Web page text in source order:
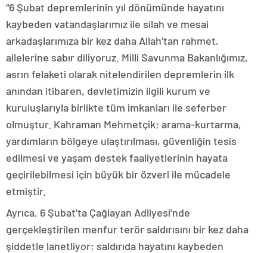
“6 Şubat depremlerinin yıl dönümünde hayatını
kaybeden vatandaşlarımız ile silah ve mesai
arkadaşlarımıza bir kez daha Allah’tan rahmet,
ailelerine sabır diliyoruz. Milli Savunma Bakanlığımız,
asrın felaketi olarak nitelendirilen depremlerin ilk
anından itibaren, devletimizin ilgili kurum ve
kuruluşlarıyla birlikte tüm imkanları ile seferber
olmuştur. Kahraman Mehmetçik; arama-kurtarma,
yardımların bölgeye ulaştırılması, güvenliğin tesis
edilmesi ve yaşam destek faaliyetlerinin hayata
geçirilebilmesi için büyük bir özveri ile mücadele
etmiştir.
Ayrıca, 6 Şubat’ta Çağlayan Adliyesi’nde
gerçekleştirilen menfur terör saldırısını bir kez daha
şiddetle lanetliyor; saldırıda hayatını kaybeden